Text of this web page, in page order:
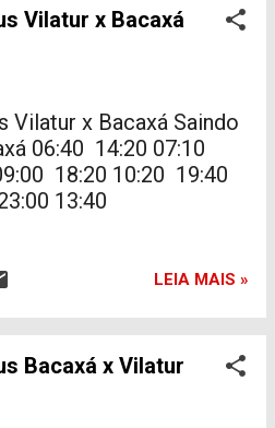
Vilatur x Bacaxá
Vilatur x Bacaxá Saindo
06:40 14:20 07:10
18:20 10:20 19:40
13:40
LEIA MAIS »
Bacaxá x Vilatur